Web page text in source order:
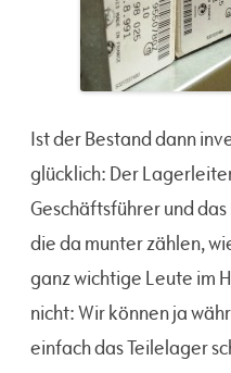
Ist der Bestand dann
glücklich: Der
Geschäftsführer und
die da munter zählen,
ganz wichtige Leute im
nicht: Wir können ja
einfach das Teilelager